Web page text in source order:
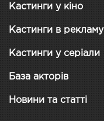
Кастинги у кіно
Кастинги в рекламу
Кастинги у серіали
База акторів
Новини та статті